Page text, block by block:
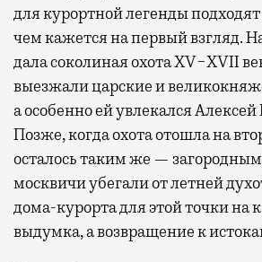
для курортной легенды
чем кажется на первый взгляд.
дала соколиная охота XV−XVII
выезжали царские и
а особенно ей увлекался
Позже, когда охота отошла на
осталось таким же —
москвичи убегали от летней
дома-курорта для этой точки на
выдумка, а возвращение к